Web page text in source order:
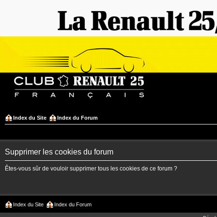
Index du Site Index du Forum
Supprimer les cookies du forum
Êtes-vous sûr de vouloir supprimer tous les cookies de ce forum ?
Index du Site Index du Forum